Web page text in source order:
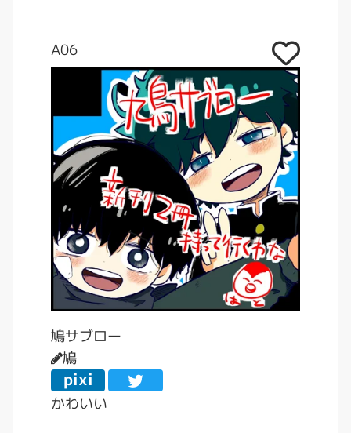
A06
鳩サブロー
鳩
pixi
v
かわいい